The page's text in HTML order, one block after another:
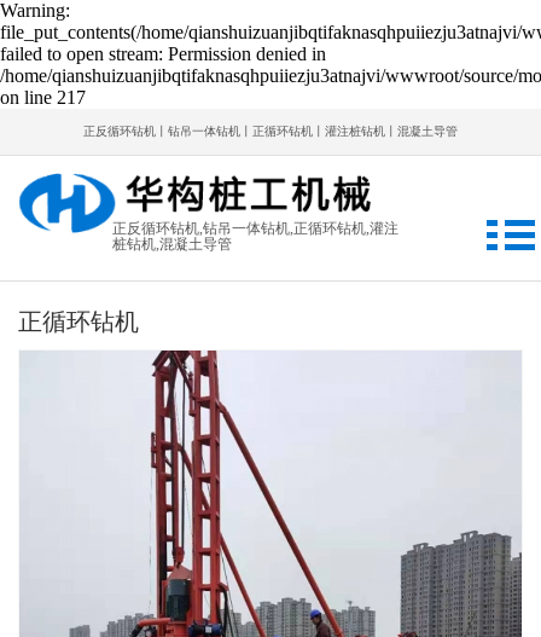
Warning:
file_put_contents(/home/qianshuizuanjibqtifaknasqhpuiiezju3atnajvi/
failed to open stream: Permission denied in
/home/qianshuizuanjibqtifaknasqhpuiiezju3atnajvi/wwwroot/source/
on line 217
正反循环钻机丨钻吊一体钻机丨正循环钻机丨灌注桩钻机丨混凝土导管
正反循环钻机,钻吊一体钻机,正循环钻机,灌注
桩钻机,混凝土导管
正循环钻机